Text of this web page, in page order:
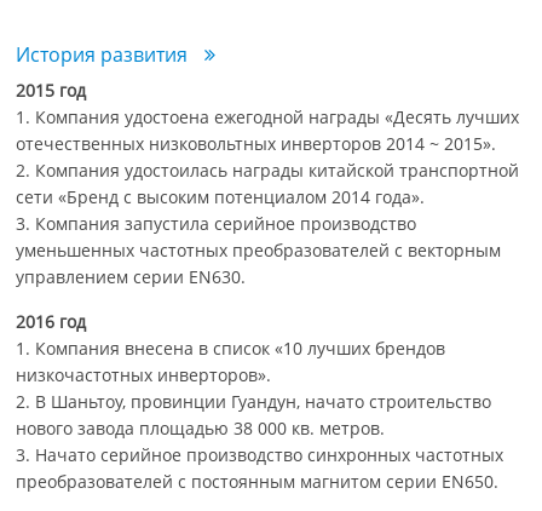
История развития
2015 год
1. Компания удостоена ежегодной награды «Десять лучших
отечественных низковольтных инверторов 2014 ~ 2015».
2. Компания удостоилась награды китайской транспортной
сети «Бренд с высоким потенциалом 2014 года».
3. Компания запустила серийное производство
уменьшенных частотных преобразователей с векторным
управлением серии EN630.
2016 год
1. Компания внесена в список «10 лучших брендов
низкочастотных инверторов».
2. В Шаньтоу, провинции Гуандун, начато строительство
нового завода площадью 38 000 кв. метров.
3. Начато серийное производство синхронных частотных
преобразователей с постоянным магнитом серии EN650.